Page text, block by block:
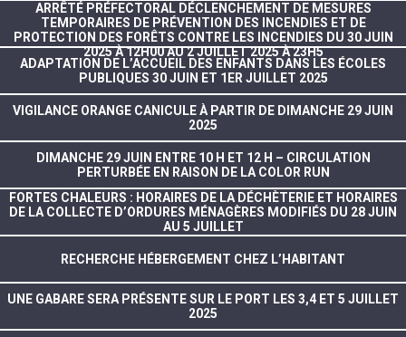
ARRÊTÉ PRÉFECTORAL DÉCLENCHEMENT DE MESURES
TEMPORAIRES DE PRÉVENTION DES INCENDIES ET DE
PROTECTION DES FORÊTS CONTRE LES INCENDIES DU 30 JUIN
2025 À 12H00 AU 2 JUILLET 2025 À 23H5
ADAPTATION DE L’ACCUEIL DES ENFANTS DANS LES ÉCOLES
PUBLIQUES 30 JUIN ET 1ER JUILLET 2025
VIGILANCE ORANGE CANICULE À PARTIR DE DIMANCHE 29 JUIN
2025
DIMANCHE 29 JUIN ENTRE 10 H ET 12 H – CIRCULATION
PERTURBÉE EN RAISON DE LA COLOR RUN
FORTES CHALEURS : HORAIRES DE LA DÉCHÈTERIE ET HORAIRES
DE LA COLLECTE D’ORDURES MÉNAGÈRES MODIFIÉS DU 28 JUIN
AU 5 JUILLET
RECHERCHE HÉBERGEMENT CHEZ L’HABITANT
UNE GABARE SERA PRÉSENTE SUR LE PORT LES 3,4 ET 5 JUILLET
2025